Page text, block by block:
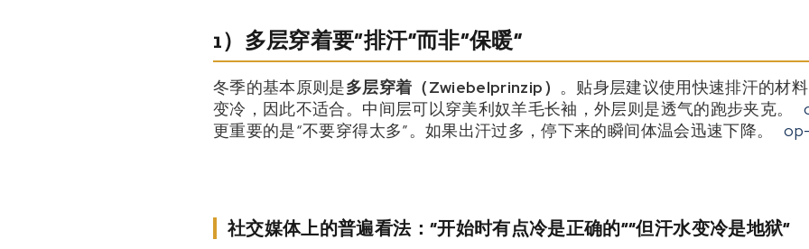
1）多层穿着要“排汗”而非“保暖”
冬季的基本原则是多层穿着（Zwiebelprinzip） 。贴身层建议使用快速排汗的材
变冷，因此不适合。中间层可以穿美利奴羊毛长袖，外层则是透气的跑步夹克。
更重要的是“不要穿得太多”。如果出汗过多，停下来的瞬间体温会迅速下降。
社交媒体上的普遍看法：“开始时有点冷是正确的”“但汗水变冷是地狱”